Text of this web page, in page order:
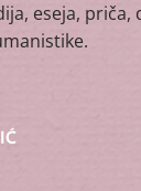
eseja,